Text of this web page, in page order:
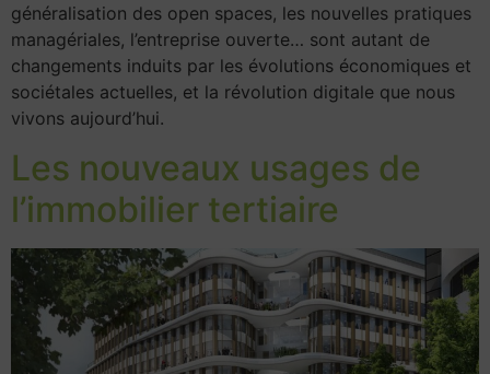
généralisation des open spaces, les nouvelles pratiques
managériales, l’entreprise ouverte… sont autant de
changements induits par les évolutions économiques et
sociétales actuelles, et la révolution digitale que nous
vivons aujourd’hui.
Les nouveaux usages de
l’immobilier tertiaire